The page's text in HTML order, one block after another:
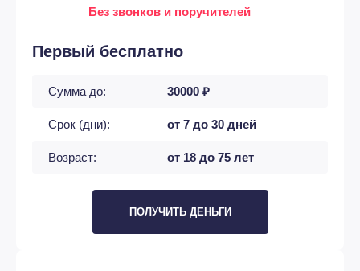
Без звонков и поручителей
Первый бесплатно
Сумма до: 30000 ₽
Срок (дни): от 7 до 30 дней
Возраст: от 18 до 75 лет
ПОЛУЧИТЬ ДЕНЬГИ